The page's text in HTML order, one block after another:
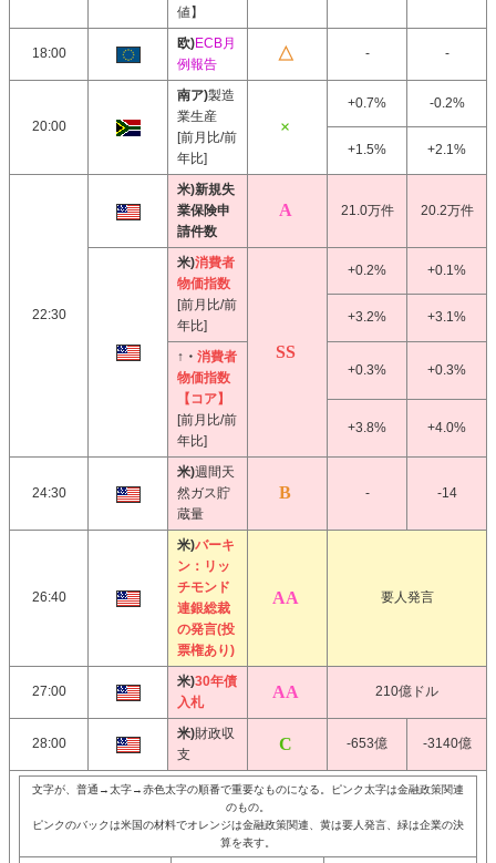
値】
18:00
欧)ECB月
例報告
- -
20:00
南ア)製造
業生産
[前月比/前
年比]
+0.7% -0.2%
+1.5% +2.1%
22:30
米)新規失
業保険申
請件数
21.0万件 20.2万件
米)消費者
物価指数
[前月比/前
年比]
+0.2% +0.1%
+3.2% +3.1%
↑・ 消費者
物価指数
【コア】
[前月比/前
年比]
+0.3% +0.3%
+3.8% +4.0%
24:30
米)週間天
然ガス貯
蔵量
- -14
26:40
米)バーキ
ン：リッ
チモンド
連銀総裁
の発言(投
票権あり)
要人発言
27:00
米)30年債
入札
210億ドル
28:00
米)財政収
支
-653億 -3140億
文字が、普通→太字→赤色太字の順番で重要なものになる。ピンク太字は金融政策関連
のもの。
ピンクのバックは米国の材料でオレンジは金融政策関連、黄は要人発言、緑は企業の決
算を表す。